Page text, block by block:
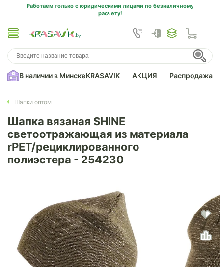
Работаем только с юридическими лицами по безналичному
расчету!
В наличии в МинскеKRASAVIK АКЦИЯ Распродажа
Шапки оптом
Шапка вязаная SHINE
светоотражающая из материала
rPET/рециклированного
полиэстера - 254230